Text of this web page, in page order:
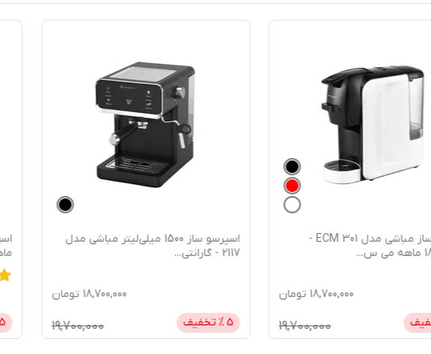
اسپرسوساز مباشی مدل ECM 301 -
...
18,700,000 تومان
19,700,000
اسپرسو ساز 1500 میلی‌لیتر مباشی مدل
2117 - گارانتی
...
18,700,000 تومان
5% تخفیف 19,700,000